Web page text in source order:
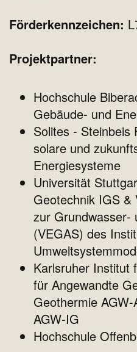
Förderkennzeichen:
Projektpartner:
Hochschule
Gebäude‐ und
Solites ‐
solare und
Energiesysteme
Universität
Geotechnik IGS &
zur Grundwasser‐
(VEGAS) des
Karlsruher Institut
für Angewandte
Geothermie
AGW‐IG
Hochschule